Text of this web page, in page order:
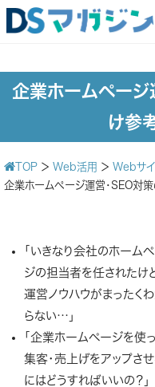
企業ホームページ
け参
TOP ＞ Web活用 ＞ Webサ
企業ホームページ運営・SEO対
「いきなり会社のホーム
ジの担当者を任されたけど
運営ノウハウがまったく
らない…」
「企業ホームページを使
集客・売上げをアップさせ
にはどうすればいいの？」